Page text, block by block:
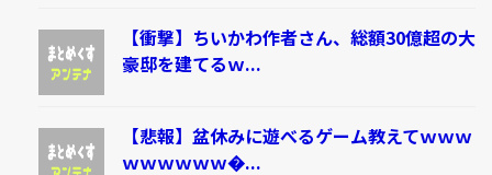
【衝撃】ちいかわ作者さん、総額30億超の大
豪邸を建てるｗ...
【悲報】盆休みに遊べるゲーム教えてｗｗｗ
ｗｗｗｗｗｗ�...